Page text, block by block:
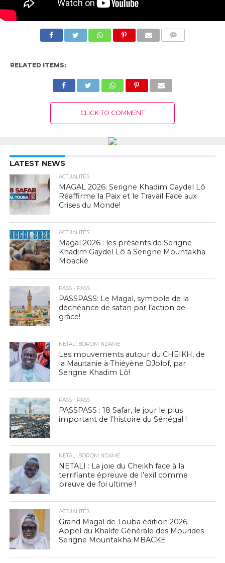
RELATED ITEMS:
CLICK TO COMMENT
LATEST NEWS
ACTUALITÉS
MAGAL 2026: Serigne Khadim Gaydel Lô
Réaffirme la Paix et le Travail Face aux
Crises du Monde!
ACTUALITÉS
Magal 2026 : les présents de Serigne
Khadim Gaydel Lô à Serigne Mountakha
Mbacké
PASS - PASS
PASSPASS: Le Magal, symbole de la
déchéance de satan par l’action de
grâce!
NETALI BOROM NDAME
Les mouvements autour du CHEIKH, de
la Mauitanie à Thiéyène DJolof, par
Serigne Khadim Lô!
PASS - PASS
PASSPASS : 18 Safar, le jour le plus
important de l’histoire du Sénégal !
NETALI BOROM NDAME
NETALI : La joie du Cheikh face à la
terrifiante épreuve de l’exil comme
preuve de foi ultime !
ACTUALITÉS
Grand Magal de Touba édition 2026:
Appel du Khalife Générale des Mourides
Serigne Mountakha MBACKE